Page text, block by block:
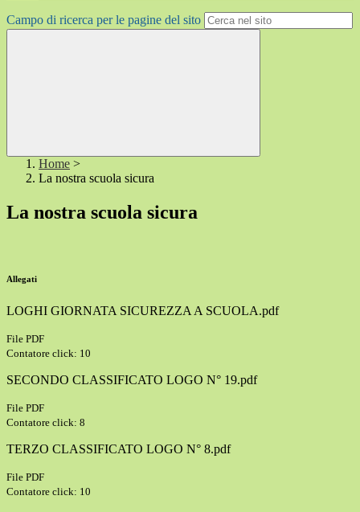
Campo di ricerca per le pagine del sito
Home >
La nostra scuola sicura
La nostra scuola sicura
Allegati
LOGHI GIORNATA SICUREZZA A SCUOLA.pdf
File PDF
Contatore click: 10
SECONDO CLASSIFICATO LOGO N° 19.pdf
File PDF
Contatore click: 8
TERZO CLASSIFICATO LOGO N° 8.pdf
File PDF
Contatore click: 10